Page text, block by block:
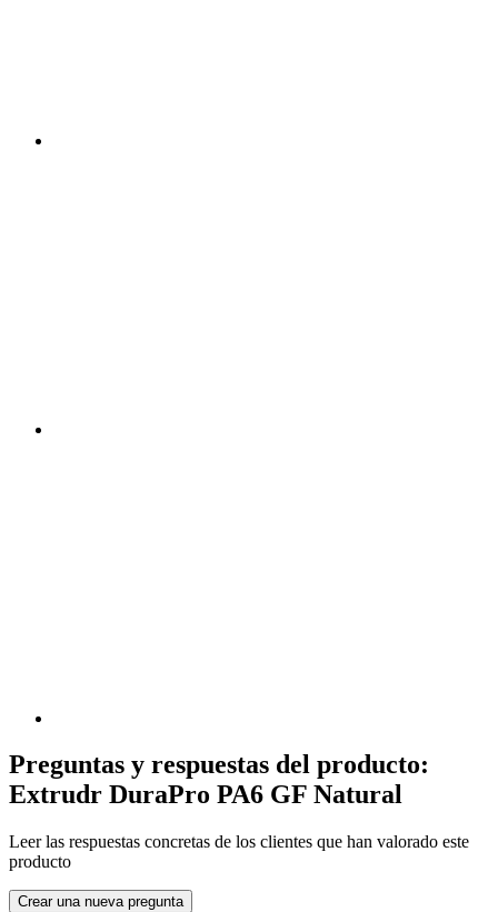
Preguntas y respuestas del producto:
Extrudr DuraPro PA6 GF Natural
Leer las respuestas concretas de los clientes que han valorado este
producto
Crear una nueva pregunta